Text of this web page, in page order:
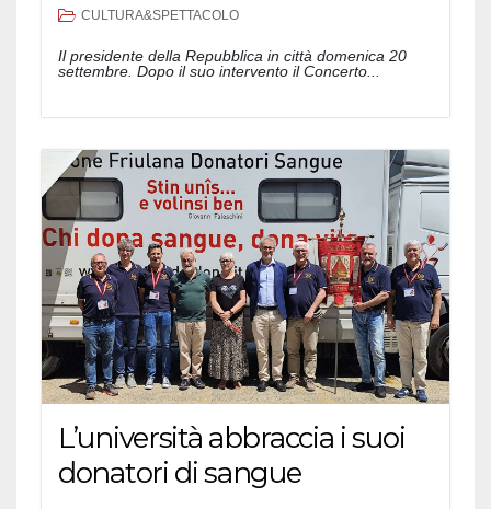
CULTURA&SPETTACOLO
Il presidente della Repubblica in città domenica 20
settembre. Dopo il suo intervento il Concerto...
L’università abbraccia i suoi
donatori di sangue